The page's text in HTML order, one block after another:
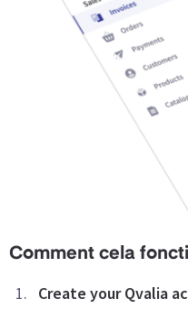
Comment cela
Create your Qvalia